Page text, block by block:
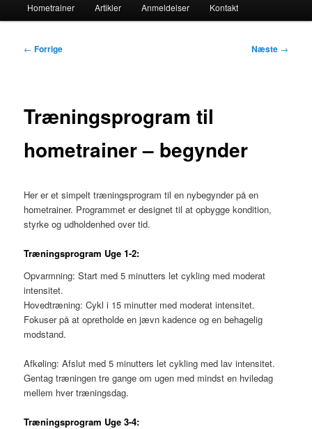
Hometrainer Artikler Anmeldelser Kontakt
Indlægsnavigation
← Forrige Næste →
Træningsprogram til
hometrainer – begynder
Her er et simpelt træningsprogram til en nybegynder på en
hometrainer. Programmet er designet til at opbygge kondition,
styrke og udholdenhed over tid.
Træningsprogram Uge 1-2:
Opvarmning: Start med 5 minutters let cykling med moderat
intensitet.
Hovedtræning: Cykl i 15 minutter med moderat intensitet.
Fokuser på at opretholde en jævn kadence og en behagelig
modstand.
Afkøling: Afslut med 5 minutters let cykling med lav intensitet.
Gentag træningen tre gange om ugen med mindst en hviledag
mellem hver træningsdag.
Træningsprogram Uge 3-4: